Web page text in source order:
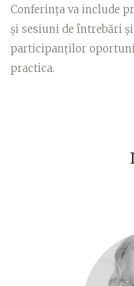
Conferința va include
și sesiuni de întrebări
participanților
practica.